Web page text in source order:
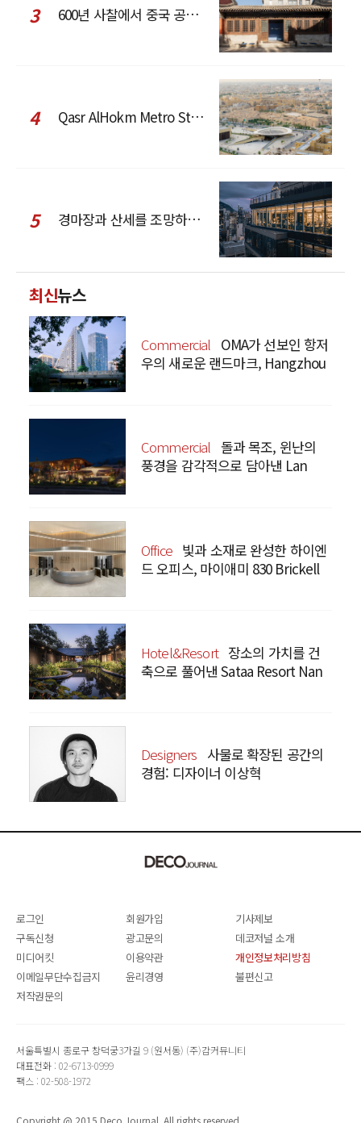
3 600년 사찰에서 중국 공예와 현대 패션을 직조한 ZARA x Fanglu Lin Pop-Up
4 Qasr AlHokm Metro Station, 구도심과 현대 공공 인프라의 접점을 제안하다
5 경마장과 산세를 조망하는 CCD Hong Kong Creative Center
최신뉴스
Commercial OMA가 선보인 항저
우의 새로운 랜드마크, Hangzhou
Commercial 돌과 목조, 윈난의
풍경을 감각적으로 담아낸 Lan
Office 빛과 소재로 완성한 하이엔
드 오피스, 마이애미 830 Brickell
Hotel&Resort 장소의 가치를 건
축으로 풀어낸 Sataa Resort Nan
Designers 사물로 확장된 공간의
경험: 디자이너 이상혁
로그인 회원가입
기사제보
구독신청
광고문의
데코저널 소개
미디어킷
이용약관
개인정보처리방침
이메일무단수집금지
윤리경영
불편신고
저작권문의
서울특별시 종로구 창덕궁3가길 9 (원서동) (주)감커뮤니티
대표전화 : 02-6713-0999
팩스 : 02-508-1972
Copyright @ 2015 Deco Journal. All rights reserved.